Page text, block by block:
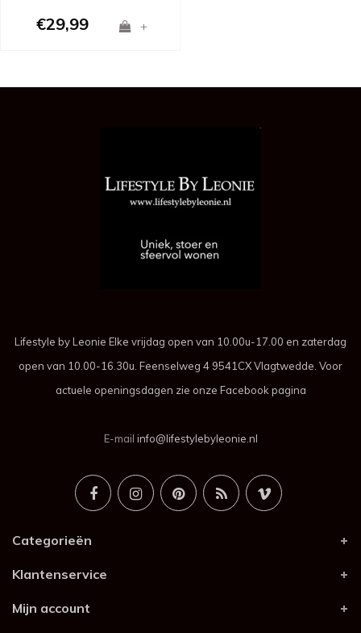
€29,99 +
Lifestyle by Leonie Elke vrijdag open van 10.00u-17.00 en zaterdag
open van 10.00-16.30u. Feenselweg 4 9541CX Vlagtwedde. Voor
actuele openingsdagen zie onze Facebook pagina
E-mail info@lifestylebyleonie.nl
Categorieën
Klantenservice
Mijn account